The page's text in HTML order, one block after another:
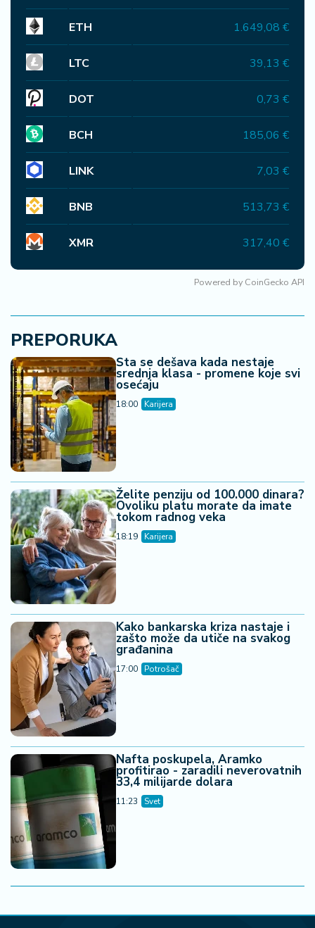
ETH 1.649,08 €
LTC 39,13 €
DOT 0,73 €
BCH 185,06 €
LINK 7,03 €
BNB 513,73 €
XMR 317,40 €
Powered by CoinGecko API
PREPORUKA
Šta se dešava kada nestaje
srednja klasa - promene koje svi
osećaju
18:00 Karijera
Želite penziju od 100.000 dinara?
Ovoliku platu morate da imate
tokom radnog veka
18:19 Karijera
Kako bankarska kriza nastaje i
zašto može da utiče na svakog
građanina
17:00 Potrošač
Nafta poskupela, Aramko
profitirao - zaradili neverovatnih
33,4 milijarde dolara
11:23 Svet